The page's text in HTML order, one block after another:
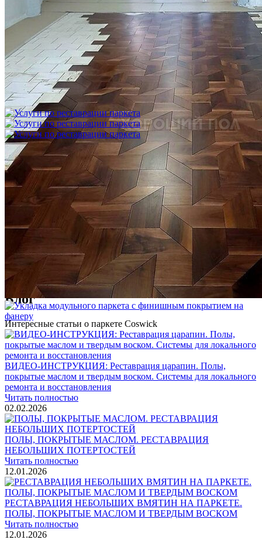
Укладка модульного паркета с финишным покрытием на
фанеру
3 600 ₽
Услуги по реставрации паркета
1 500 ₽
Блог
Интересные статьи о паркете Coswick
ВИДЕО-ИНСТРУКЦИЯ: Реставрация царапин. Полы,
покрытые маслом и твердым воском. Системы для локального
ремонта и восстановления
Читать полностью
02.02.2026
ПОЛЫ, ПОКРЫТЫЕ МАСЛОМ. РЕСТАВРАЦИЯ
НЕБОЛЬШИХ ПОТЕРТОСТЕЙ
Читать полностью
12.01.2026
РЕСТАВРАЦИЯ НЕБОЛЬШИХ ВМЯТИН НА ПАРКЕТЕ.
ПОЛЫ, ПОКРЫТЫЕ МАСЛОМ И ТВЕРДЫМ ВОСКОМ
Читать полностью
12.01.2026